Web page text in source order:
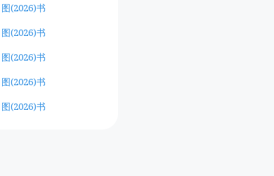
图(2026)书
图(2026)书
图(2026)书
图(2026)书
图(2026)书